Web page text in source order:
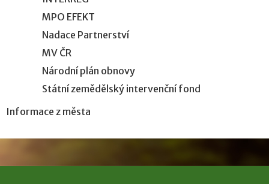
MPO EFEKT
Nadace Partnerství
MV ČR
Národní plán obnovy
Státní zemědělský intervenční fond
Informace z města